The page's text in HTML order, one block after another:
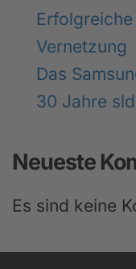
Vernetzung
Das
30 Jahre
Neueste
Es sind keine